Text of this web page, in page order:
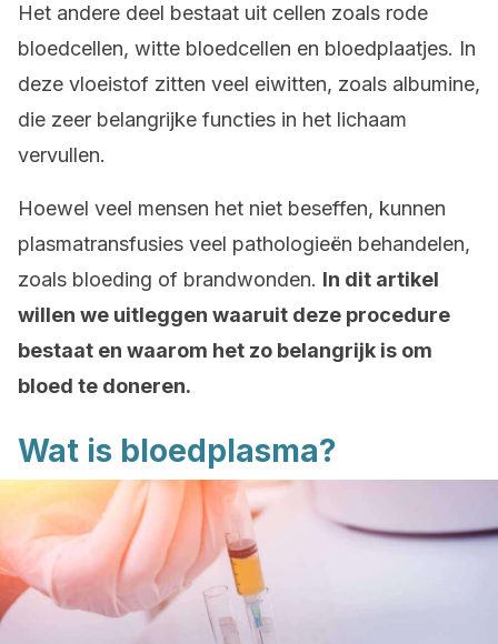
Het andere deel bestaat uit cellen zoals rode
bloedcellen, witte bloedcellen en bloedplaatjes. In
deze vloeistof zitten veel eiwitten, zoals albumine,
die zeer belangrijke functies in het lichaam
vervullen.
Hoewel veel mensen het niet beseffen, kunnen
plasmatransfusies veel pathologieën behandelen,
zoals bloeding of brandwonden. In dit artikel
willen we uitleggen waaruit deze procedure
bestaat en waarom het zo belangrijk is om
bloed te doneren.
Wat is bloedplasma?